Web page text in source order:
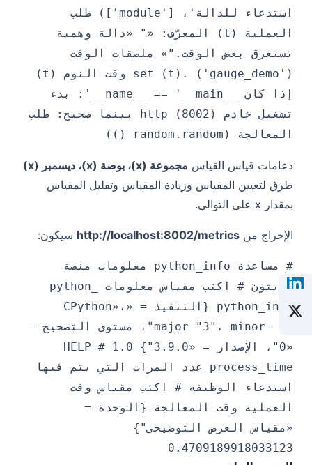
استدعاء للدالة'، ['module']) طلب
العملية (t) المعرّف: «" «دالة وهمية
تستغرق بعض الوقت."» ملصقات الوقت
('gauge_demo') .set (t) وقت النوم (t)
إذا كان __name__ == '__main__': بدء
تشغيل خادم http (8002) بينما صحيح: طلب
المعالجة (random.random ())
دعامات قياس القياس مجموعة (x)، بوصة (x)، ديسمبر (x)
طرق لتعيين المقياس وزيادة المقياس وتقليل المقياس
بمقدار x على التوالي.
الإخراج منhttp://localhost:8002/metrics سيكون:
# مساعدة python_info معلومات منصة
بايثون # اكتب مقياس معلومات python_
python_info {التنفيذ = «CPython»،
major="3"، minor= «9"، مستوى التصحيح =
«0"، الإصدار = «3.9.0"} 1.0 # HELP
process_time عدد المرات التي يتم فيها
استدعاء الوظيفة # اكتب مقياس وقت
العملية وقت المعالجة {الوحدة =
«مقياس_العرض التوضيحي"}
0.4709189918033123